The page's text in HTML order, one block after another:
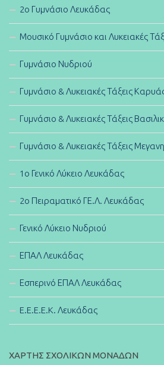
2ο Γυμνάσιο Λευκάδας
Μουσικό Γυμνάσιο και Λυκειακές
Γυμνάσιο Νυδριού
Γυμνάσιο & Λυκειακές Τάξεις
Γυμνάσιο & Λυκειακές Τάξεις
Γυμνάσιο & Λυκειακές Τάξεις
1ο Γενικό Λύκειο Λευκάδας
2ο Πειραματικό ΓΕ.Λ. Λευκάδας
Γενικό Λύκειο Νυδριού
ΕΠΑΛ Λευκάδας
Εσπερινό ΕΠΑΛ Λευκάδας
E.E.E.E.K. Λευκάδας
ΧΑΡΤΗΣ ΣΧΟΛΙΚΩΝ ΜΟΝΑΔΩΝ